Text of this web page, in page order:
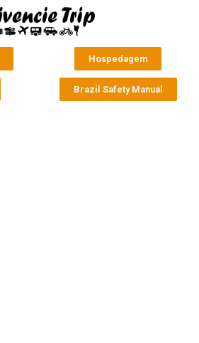
Hospedagem
Brazil Safety Manual